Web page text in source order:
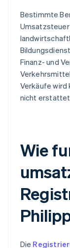
Bestimmte
Finanz- und
Verkäufe wird
nicht
Wie
Die